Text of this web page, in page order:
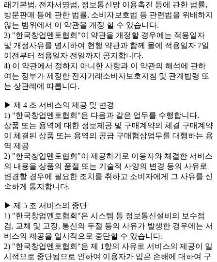
래기본법, 전자서명법, 정보통신망 이용촉진 등에 관한 법률,
방문판매 등에 관한 법률, 소비자보호법 등 관련법을 위배하지
않는 범위에서 이 약관을 개정 할 수 있습니다.
3) "한국창업멘토협회"이 약관을 개정할 경우에는 적용일자
및 개정사유를 명시하여 현행 약관과 함께 몰에 적용일자 7일
이전부터 적용일자 전일까지 공지합니다.
4) 이 약관에서 정하지 아니한 사항과 이 약관의 해석에 관하
여는 정부가 제정한 전자거래소비자보호지침 및 관계법령 또
는 상관례에 따릅니다.
▶ 제 4 조 서비스의 제공 및 변경
1) "한국창업멘토협회"은 다음과 같은 업무를 수행합니다.
상품 또는 용역에 대한 정보제공 및 구매계약의 체결 구매계약
이 체결된 상품 또는 용역의 공급 구매협상업무를 대행하는 용
역 제공
2) "한국창업멘토협회"이 제공하기로 이용자와 체결한 서비스
의 내용을 상품의 품절 또는 기술적 사양의 변경 등의 사유로
변경할 경우에 필요한 조치를 취하고 소비자에게 그 사유를 신
속하게 통지합니다.
▶ 제 5 조 서비스의 중단
1) "한국창업멘토협회"은 시스템 등 정보통신설비의 보수점
검, 교체 및 고장, 통신의 두절 등의 사유가 발생한 경우에는 서
비스의 제공을 일시적으로 중단할 수 있습니다.
2) "한국창업멘토협회"은 제 1항의 사유로 서비스의 제공이 일
시적으로 중단됨으로 인하여 이용자가 입은 손해에 대하여 구